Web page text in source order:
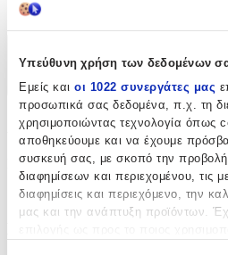
Υπεύθυνη χρήση των δεδομένων
Εμείς και οι 1022 συνεργάτες μας
προσωπικά σας δεδομένα, π.χ. τη
χρησιμοποιώντας τεχνολογία όπως
αποθηκεύουμε και να έχουμε
συσκευή σας, με σκοπό την προβολή
διαφημίσεων και περιεχομένου, τις
διαφημίσεις και περιεχόμενο, την
μας και την ανάπτυξη προϊόντων.
Χαρακτηριστικά
+
Χαρακτηριστικά
Κατασκευαστής :
OEM